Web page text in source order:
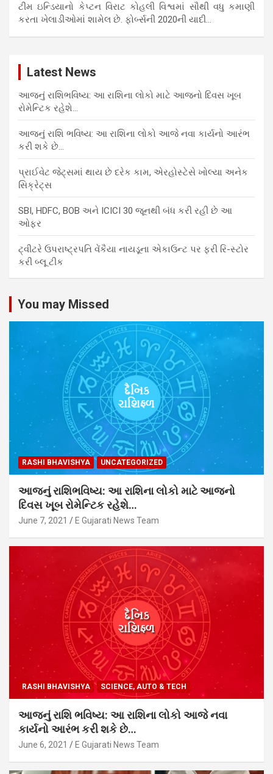
ટીમ ઇન્ડિયાનો કેપ્ટન વિરાટ કોહલી વિશ્વમાં સૌથી વધુ કમાણી
કરતા ખેલાડીઓમાં શામેલ છે. ફોર્બ્સની 2020ની યાદી…
Latest News
આજનું રાશિભવિષ્ય: આ રાશિના લોકો માટે આજનો દિવસ ખૂબ
રોમેન્ટિક રહેશે…
આજનું રાશિ ભવિષ્ય: આ રાશિના લોકો આજે નવા કાર્યનો આરંભ
કરી શકે છે…
પ્રાઈવેટ જેટ્સમાં થાય છે દરેક કામ, એરહોસ્ટેસે ખોલ્યા અનેક
સિક્રેટ્સ
SBI, HDFC, BOB અને ICICI 30 જૂનથી બંધ કરી રહી છે આ
ઓફર
ટ્વીટરે ઉપરાષ્ટ્રપતિ વેંકૈયા નાયડૂના એકાઉન્ટ પર ફરી રિ-સ્ટોર
કરી બ્લૂ ટીક
You may Missed
RASHI BHAVISHYA UNCATEGORIZED
આજનું રાશિભવિષ્ય: આ રાશિના લોકો માટે આજનો
દિવસ ખૂબ રોમેન્ટિક રહેશે…
June 7, 2021 E Gujarati News Team
RASHI BHAVISHYA SCIENCE, AUTO & TECH
આજનું રાશિ ભવિષ્ય: આ રાશિના લોકો આજે નવા
કાર્યનો આરંભ કરી શકે છે…
June 6, 2021 E Gujarati News Team